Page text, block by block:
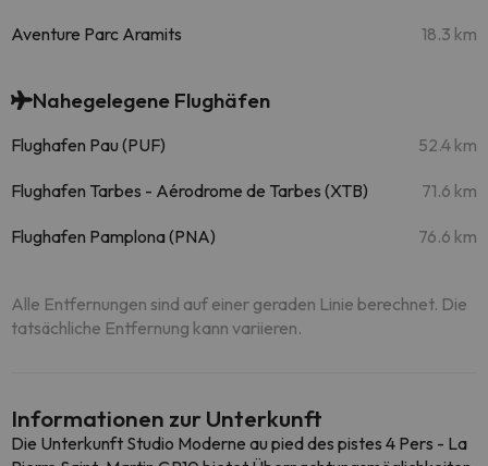
Aventure Parc Aramits 18.3 km
Nahegelegene Flughäfen
Flughafen Pau (PUF) 52.4 km
Flughafen Tarbes - Aérodrome de Tarbes (XTB) 71.6 km
Flughafen Pamplona (PNA) 76.6 km
Alle Entfernungen sind auf einer geraden Linie berechnet. Die
tatsächliche Entfernung kann variieren.
Informationen zur Unterkunft
Die Unterkunft Studio Moderne au pied des pistes 4 Pers - La